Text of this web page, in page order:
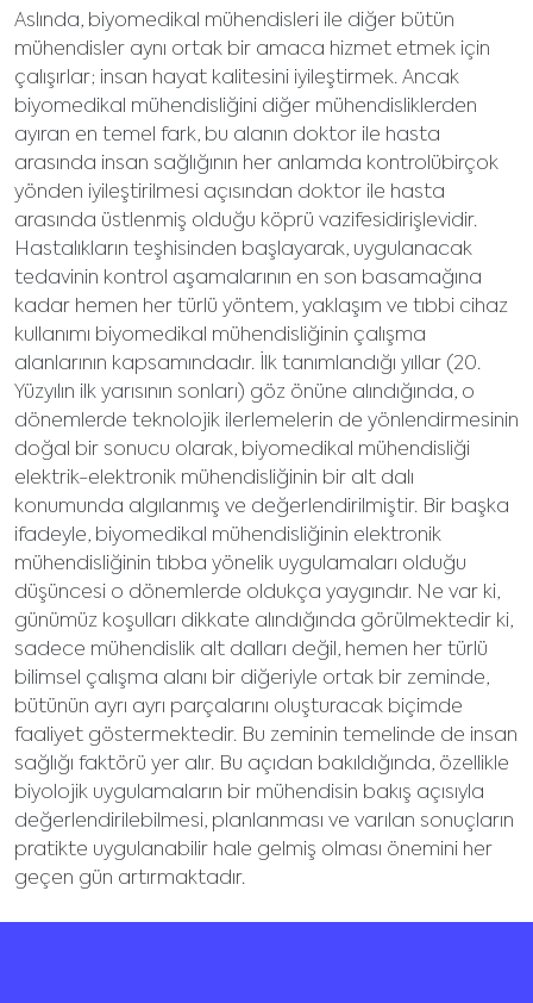
Aslında, biyomedikal mühendisleri ile diğer bütün
mühendisler aynı ortak bir amaca hizmet etmek için
çalışırlar; insan hayat kalitesini iyileştirmek. Ancak
biyomedikal mühendisliğini diğer mühendisliklerden
ayıran en temel fark, bu alanın doktor ile hasta
arasında insan sağlığının her anlamda kontrolübirçok
yönden iyileştirilmesi açısından doktor ile hasta
arasında üstlenmiş olduğu köprü vazifesidirişlevidir.
Hastalıkların teşhisinden başlayarak, uygulanacak
tedavinin kontrol aşamalarının en son basamağına
kadar hemen her türlü yöntem, yaklaşım ve tıbbi cihaz
kullanımı biyomedikal mühendisliğinin çalışma
alanlarının kapsamındadır. İlk tanımlandığı yıllar (20.
Yüzyılın ilk yarısının sonları) göz önüne alındığında, o
dönemlerde teknolojik ilerlemelerin de yönlendirmesinin
doğal bir sonucu olarak, biyomedikal mühendisliği
elektrik-elektronik mühendisliğinin bir alt dalı
konumunda algılanmış ve değerlendirilmiştir. Bir başka
ifadeyle, biyomedikal mühendisliğinin elektronik
mühendisliğinin tıbba yönelik uygulamaları olduğu
düşüncesi o dönemlerde oldukça yaygındır. Ne var ki,
günümüz koşulları dikkate alındığında görülmektedir ki,
sadece mühendislik alt dalları değil, hemen her türlü
bilimsel çalışma alanı bir diğeriyle ortak bir zeminde,
bütünün ayrı ayrı parçalarını oluşturacak biçimde
faaliyet göstermektedir. Bu zeminin temelinde de insan
sağlığı faktörü yer alır. Bu açıdan bakıldığında, özellikle
biyolojik uygulamaların bir mühendisin bakış açısıyla
değerlendirilebilmesi, planlanması ve varılan sonuçların
pratikte uygulanabilir hale gelmiş olması önemini her
geçen gün artırmaktadır.